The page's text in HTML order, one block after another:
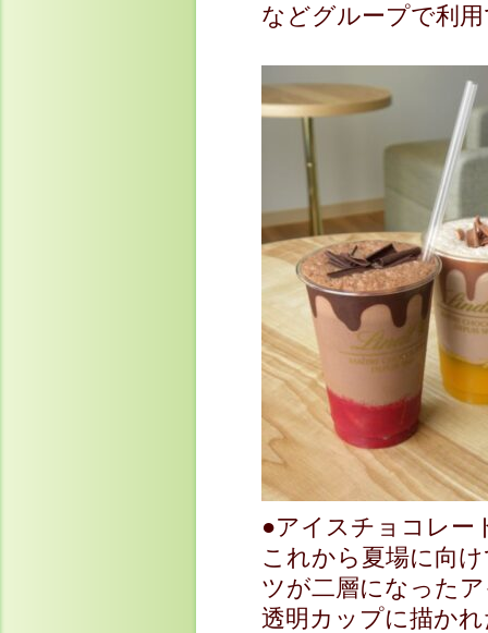
などグループで利
●アイスチョコレー
これから夏場に向
ツが二層になった
透明カップに描か